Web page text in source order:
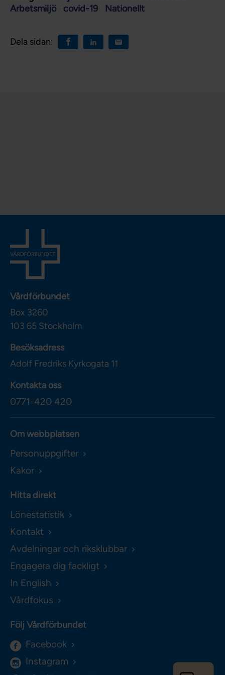
Arbetsmiljö
covid-19 Nationellt
Dela sidan:
Vårdförbundet
Box 3260
103 65 Stockholm
Besöksadress
Adolf Fredriks Kyrkogata 11
Kontakta oss
0771-420 420
Om webbplatsen
Personuppgifter
Kakor
Hitta direkt
Lönestatistik
Kontakt
Avdelningar och riksklubbar
Engagera dig fackligt
In English
Vårdfokus
Följ Vårdförbundet
Facebook
Instagram